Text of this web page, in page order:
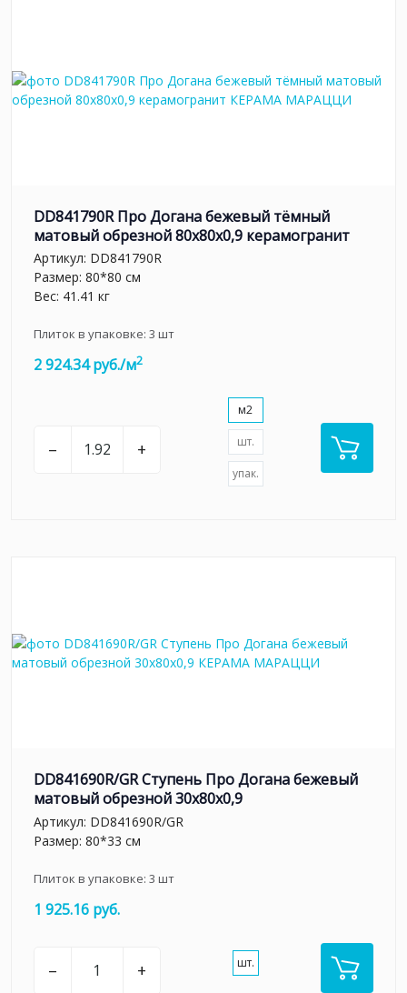
DD841790R Про Догана бежевый тёмный
матовый обрезной 80x80x0,9 керамогранит
Артикул: DD841790R
Размер: 80*80 см
Вес: 41.41 кг
Плиток в упаковке: 3 шт
2 924.34 руб./м2
– +
м2
шт.
упак.
DD841690R/GR Ступень Про Догана бежевый
матовый обрезной 30x80x0,9
Артикул: DD841690R/GR
Размер: 80*33 см
Плиток в упаковке: 3 шт
1 925.16 руб.
– + шт.